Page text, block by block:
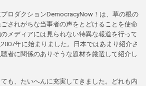
ロダクションDemocracyNow！は、草の根の
されがちな当事者の声をとどけることを使命
メディアには見られない特異な報道を行って
年に始まりました。日本ではあまり紹介さ
者に関係のありそうな題材を厳選して紹介し
も、たいへんに充実してきました。どれも内